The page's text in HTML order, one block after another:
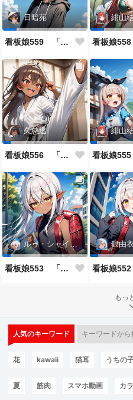
日暗苑
看板娘559 「日暗苑のよもやま話」
緋山
久慈透
看板娘556 「久慈透のよもやま話」
緋山
ルゥ・シャイニー
看板娘553 「ルゥ・シャイニーのよもやま話」
銀由衣
もっ
人気のキーワード キーワードから
花 kawaii 猫耳 うちの
夏 筋肉 スマホ動画 カ